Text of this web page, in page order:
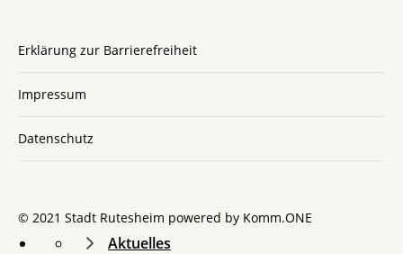
Erklärung zur Barrierefreiheit
Impressum
Datenschutz
© 2021 Stadt Rutesheim powered by Komm.ONE
Aktuelles